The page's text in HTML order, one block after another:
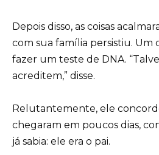
Depois disso, as coisas
com sua família persistiu. Um
fazer um teste de DNA.
acreditem,” disse.
Relutantemente, ele
chegaram em poucos dias,
já sabia: ele era o pai.